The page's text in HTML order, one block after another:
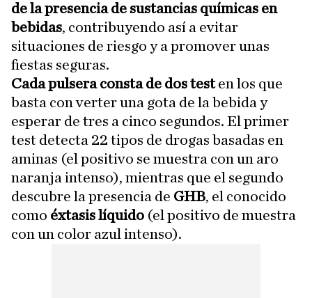
de la presencia de sustancias químicas en
bebidas, contribuyendo así a evitar
situaciones de riesgo y a promover unas
fiestas seguras.
Cada pulsera consta de dos testen los que
basta con verter una gota de la bebida y
esperar de tres a cinco segundos. El primer
test detecta 22 tipos de drogas basadas en
aminas (el positivo se muestra con un aro
naranja intenso), mientras que el segundo
descubre la presencia de GHB, el conocido
como éxtasis líquido (el positivo de muestra
con un color azul intenso).